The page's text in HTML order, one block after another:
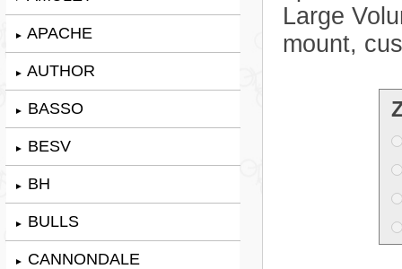
► APACHE
► AUTHOR
► BASSO
► BESV
► BH
► BULLS
► CANNONDALE
Large
mount,